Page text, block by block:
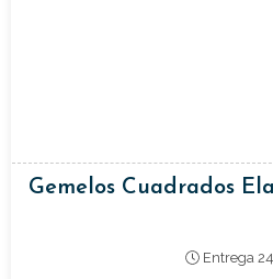
Gemelos Cuadrados
Entrega